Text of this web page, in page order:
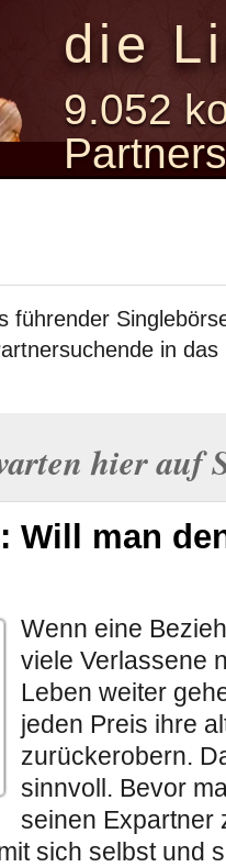
die
9.052
führender
in
hier auf
Will man
Wenn eine
viele Verlassene
Leben weiter
jeden Preis ihre
zurückerobern.
sinnvoll. Bevor
seinen Expartner
sich selbst und